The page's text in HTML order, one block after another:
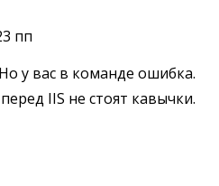
пп
у вас в команде ошибка.
IIS не стоят кавычки.